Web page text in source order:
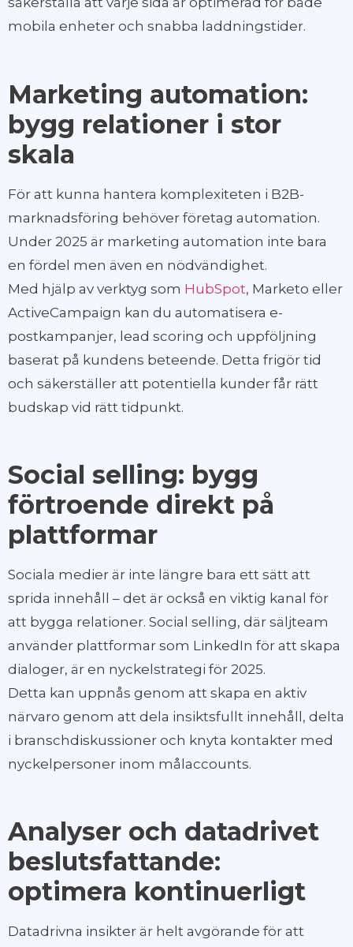
mobila enheter och snabba laddningstider.
Marketing automation:
bygg relationer i stor
skala
För att kunna hantera komplexiteten i B2B-
marknadsföring behöver företag automation.
Under 2025 är marketing automation inte bara
en fördel men även en nödvändighet.
Med hjälp av verktyg som HubSpot, Marketo eller
ActiveCampaign kan du automatisera e-
postkampanjer, lead scoring och uppföljning
baserat på kundens beteende. Detta frigör tid
och säkerställer att potentiella kunder får rätt
budskap vid rätt tidpunkt.
Social selling: bygg
förtroende direkt på
plattformar
Sociala medier är inte längre bara ett sätt att
sprida innehåll – det är också en viktig kanal för
att bygga relationer. Social selling, där säljteam
använder plattformar som LinkedIn för att skapa
dialoger, är en nyckelstrategi för 2025.
Detta kan uppnås genom att skapa en aktiv
närvaro genom att dela insiktsfullt innehåll, delta
i branschdiskussioner och knyta kontakter med
nyckelpersoner inom målaccounts.
Analyser och datadrivet
beslutsfattande:
optimera kontinuerligt
Datadrivna insikter är helt avgörande för att